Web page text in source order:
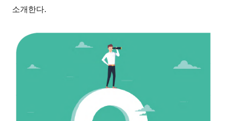
소개한다.